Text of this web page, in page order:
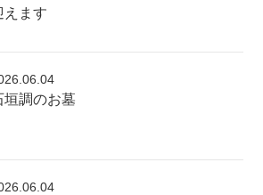
えます
垣調のお墓